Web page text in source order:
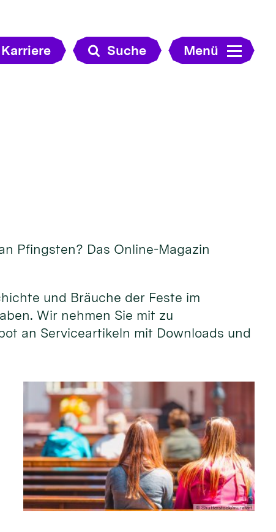
Karriere Suche Menü
Pfingsten? Das Online-Magazin
und Bräuche der Feste im
Wir nehmen Sie mit zu
an Serviceartikeln mit Downloads und
© Shutterstock/muratart